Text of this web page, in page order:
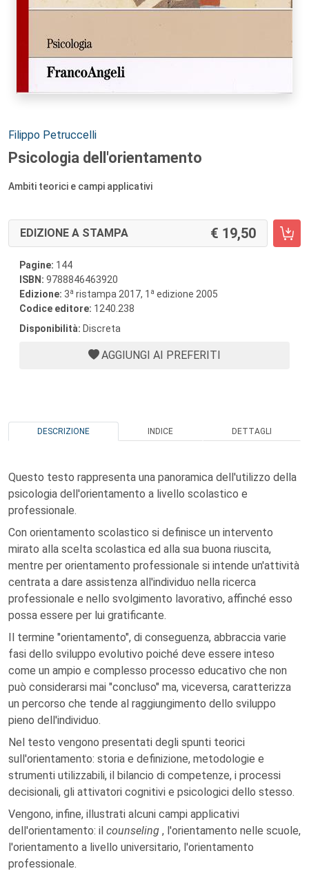
Autori:
Filippo Petruccelli
Psicologia dell'orientamento
Ambiti teorici e campi applicativi
EDIZIONE A STAMPA 19,50
Pagine: 144
ISBN: 9788846463920
Edizione: 3a ristampa 2017, 1 a edizione 2005
Codice editore: 1240.238
Disponibilità: Discreta
AGGIUNGI AI PREFERITI
DESCRIZIONE INDICE DETTAGLI
Questo testo rappresenta una panoramica dell'utilizzo della
psicologia dell'orientamento a livello scolastico e
professionale.
Con orientamento scolastico si definisce un intervento
mirato alla scelta scolastica ed alla sua buona riuscita,
mentre per orientamento professionale si intende un'attività
centrata a dare assistenza all'individuo nella ricerca
professionale e nello svolgimento lavorativo, affinché esso
possa essere per lui gratificante.
Il termine "orientamento", di conseguenza, abbraccia varie
fasi dello sviluppo evolutivo poiché deve essere inteso
come un ampio e complesso processo educativo che non
può considerarsi mai "concluso" ma, viceversa, caratterizza
un percorso che tende al raggiungimento dello sviluppo
pieno dell'individuo.
Nel testo vengono presentati degli spunti teorici
sull'orientamento: storia e definizione, metodologie e
strumenti utilizzabili, il bilancio di competenze, i processi
decisionali, gli attivatori cognitivi e psicologici dello stesso.
Vengono, infine, illustrati alcuni campi applicativi
dell'orientamento: il counseling , l'orientamento nelle scuole,
l'orientamento a livello universitario, l'orientamento
professionale.